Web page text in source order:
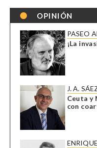
OPINIÓN
PASEO
¡La
J. A.
Ceuta y
con